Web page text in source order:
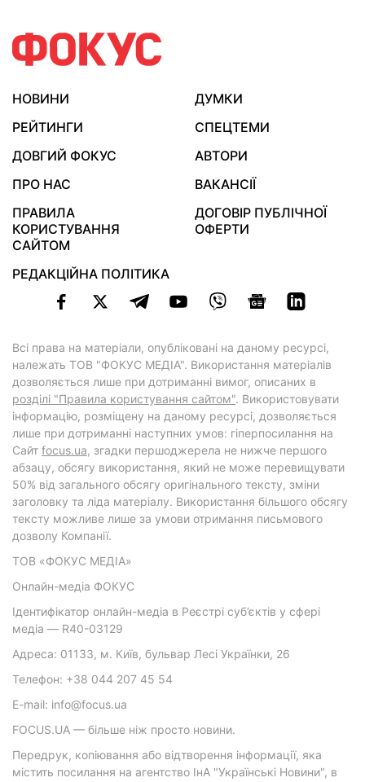
НОВИНИ
ДУМКИ
РЕЙТИНГИ
СПЕЦТЕМИ
ДОВГИЙ ФОКУС
АВТОРИ
ПРО НАС
ВАКАНСІЇ
ПРАВИЛА
КОРИСТУВАННЯ
САЙТОМ
ДОГОВІР ПУБЛІЧНОЇ
ОФЕРТИ
РЕДАКЦІЙНА ПОЛІТИКА
Всі права на матеріали, опубліковані на даному ресурсі,
належать ТОВ "ФОКУС МЕДІА". Використання матеріалів
дозволяється лише при дотриманні вимог, описаних в
розділі "Правила користування сайтом". Використовувати
інформацію, розміщену на даному ресурсі, дозволяється
лише при дотриманні наступних умов: гіперпосилання на
Cайт focus.ua, згадки першоджерела не нижче першого
абзацу, обсягу використання, який не може перевищувати
50% від загального обсягу оригінального тексту, зміни
заголовку та ліда матеріалу. Використання більшого обсягу
тексту можливе лише за умови отримання письмового
дозволу Компанії.
ТОВ «ФОКУС МЕДІА»
Онлайн-медіа ФОКУС
Ідентифікатор онлайн-медіа в Реєстрі суб’єктів у сфері
медіа — R40-03129
Адреса: 01133, м. Київ, бульвар Лесі Українки, 26
Телефон: +38 044 207 45 54
E-mail: info@focus.ua
FOCUS.UA — більше ніж просто новини.
Передрук, копіювання або відтворення інформації, яка
містить посилання на агентство ІнА "Українські Новини", в